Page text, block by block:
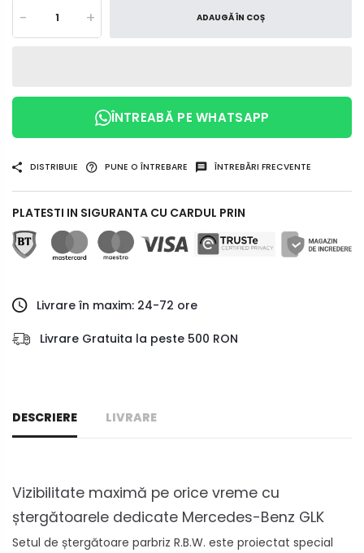
- + ADAUGĂ ÎN COȘ
ÎNTREABĂ PE WHATSAPP
DISTRIBUIE PUNE O ÎNTREBARE ÎNTREBĂRI FRECVENTE
PLATESTI IN SIGURANTA CU CARDUL PRIN
Livrare în maxim: 24-72 ore
Livrare Gratuita la peste 500 RON
DESCRIERE LIVRARE
Vizibilitate maximă pe orice vreme cu
ștergătoarele dedicate Mercedes-Benz GLK
Setul de ștergătoare parbriz R.B.W. este proiectat special